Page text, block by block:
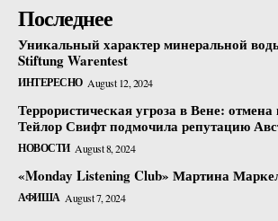
Последнее
Уникальный характер минеральной
Stiftung Warentest
ИНТЕРЕСНО August 12, 2024
Террористическая угроза в Вене:
Тейлор Свифт подмочила репутацию
НОВОСТИ August 8, 2024
«Monday Listening Club» Мартина
АФИША August 7, 2024